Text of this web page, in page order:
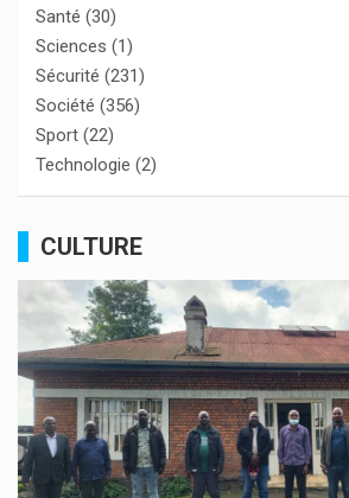
Santé (30)
Sciences (1)
Sécurité (231)
Société (356)
Sport (22)
Technologie (2)
CULTURE